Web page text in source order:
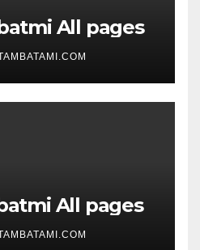
All pages
All pages